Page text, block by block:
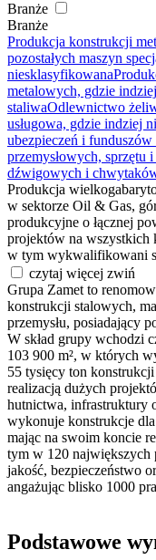
Branże
Branże
Produkcja konstrukcji
pozostałych maszyn
niesklasyfikowana
metalowych, gdzie
staliwaOdlewnictwo
usługowa, gdzie indziej
ubezpieczeń i
przemysłowych, sprzętu
dźwigowych i
Produkcja
w sektorze Oil & Gas,
produkcyjne o łącznej
projektów na wszystkich
w tym wykwalifikowani
czytaj więcej zwiń
Grupa Zamet to
konstrukcji stalowych,
przemysłu, posiadający
W skład grupy wchodzi
103 900 m², w których
55 tysięcy ton
realizacją dużych
hutnictwa, infrastruktury
wykonuje konstrukcje
mając na swoim koncie
tym w 120 największych
jakość, bezpieczeństwo
angażując blisko 1000
Podstawowe